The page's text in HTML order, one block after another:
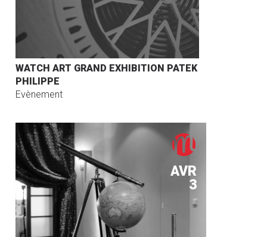
WATCH ART GRAND EXHIBITION PATEK
PHILIPPE
Evènement
AVR
3